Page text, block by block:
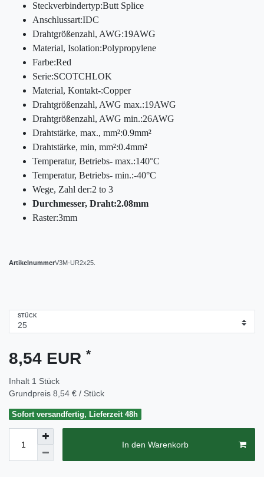
Steckverbindertyp:Butt Splice
Anschlussart:IDC
Drahtgrößenzahl, AWG:19AWG
Material, Isolation:Polypropylene
Farbe:Red
Serie:SCOTCHLOK
Material, Kontakt-:Copper
Drahtgrößenzahl, AWG max.:19AWG
Drahtgrößenzahl, AWG min.:26AWG
Drahtstärke, max., mm²:0.9mm²
Drahtstärke, min, mm²:0.4mm²
Temperatur, Betriebs- max.:140°C
Temperatur, Betriebs- min.:-40°C
Wege, Zahl der:2 to 3
Durchmesser, Draht:2.08mm
Raster:3mm
ArtikelnummerV3M-UR2x25.
STÜCK
8,54 EUR *
Inhalt 1 Stück
Grundpreis 8,54 € / Stück
Sofort versandfertig, Lieferzeit 48h
In den Warenkorb